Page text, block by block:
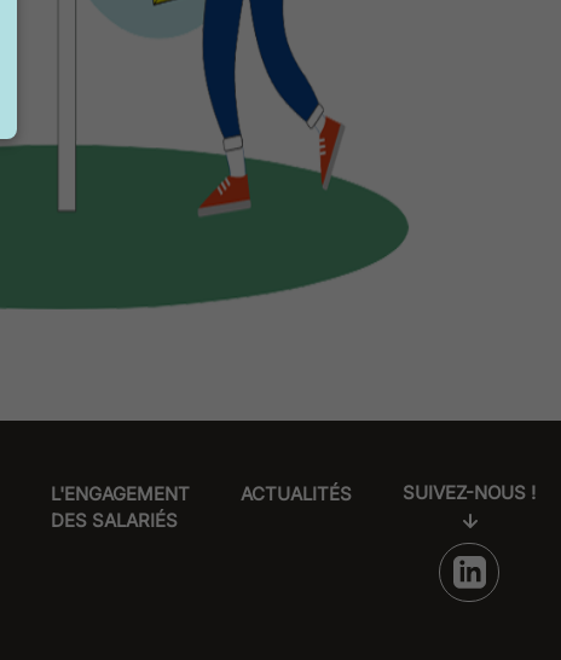
L'ENGAGEMENT
DES SALARIÉS
ACTUALITÉS SUIVEZ-NOUS !